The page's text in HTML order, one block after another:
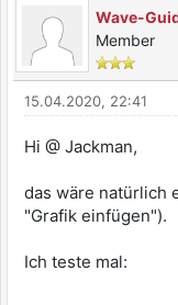
Wave-
Member
15.04.2020, 22:41
Hi @ Jackman,
das wäre natürlich
"Grafik einfügen").
Ich teste mal: